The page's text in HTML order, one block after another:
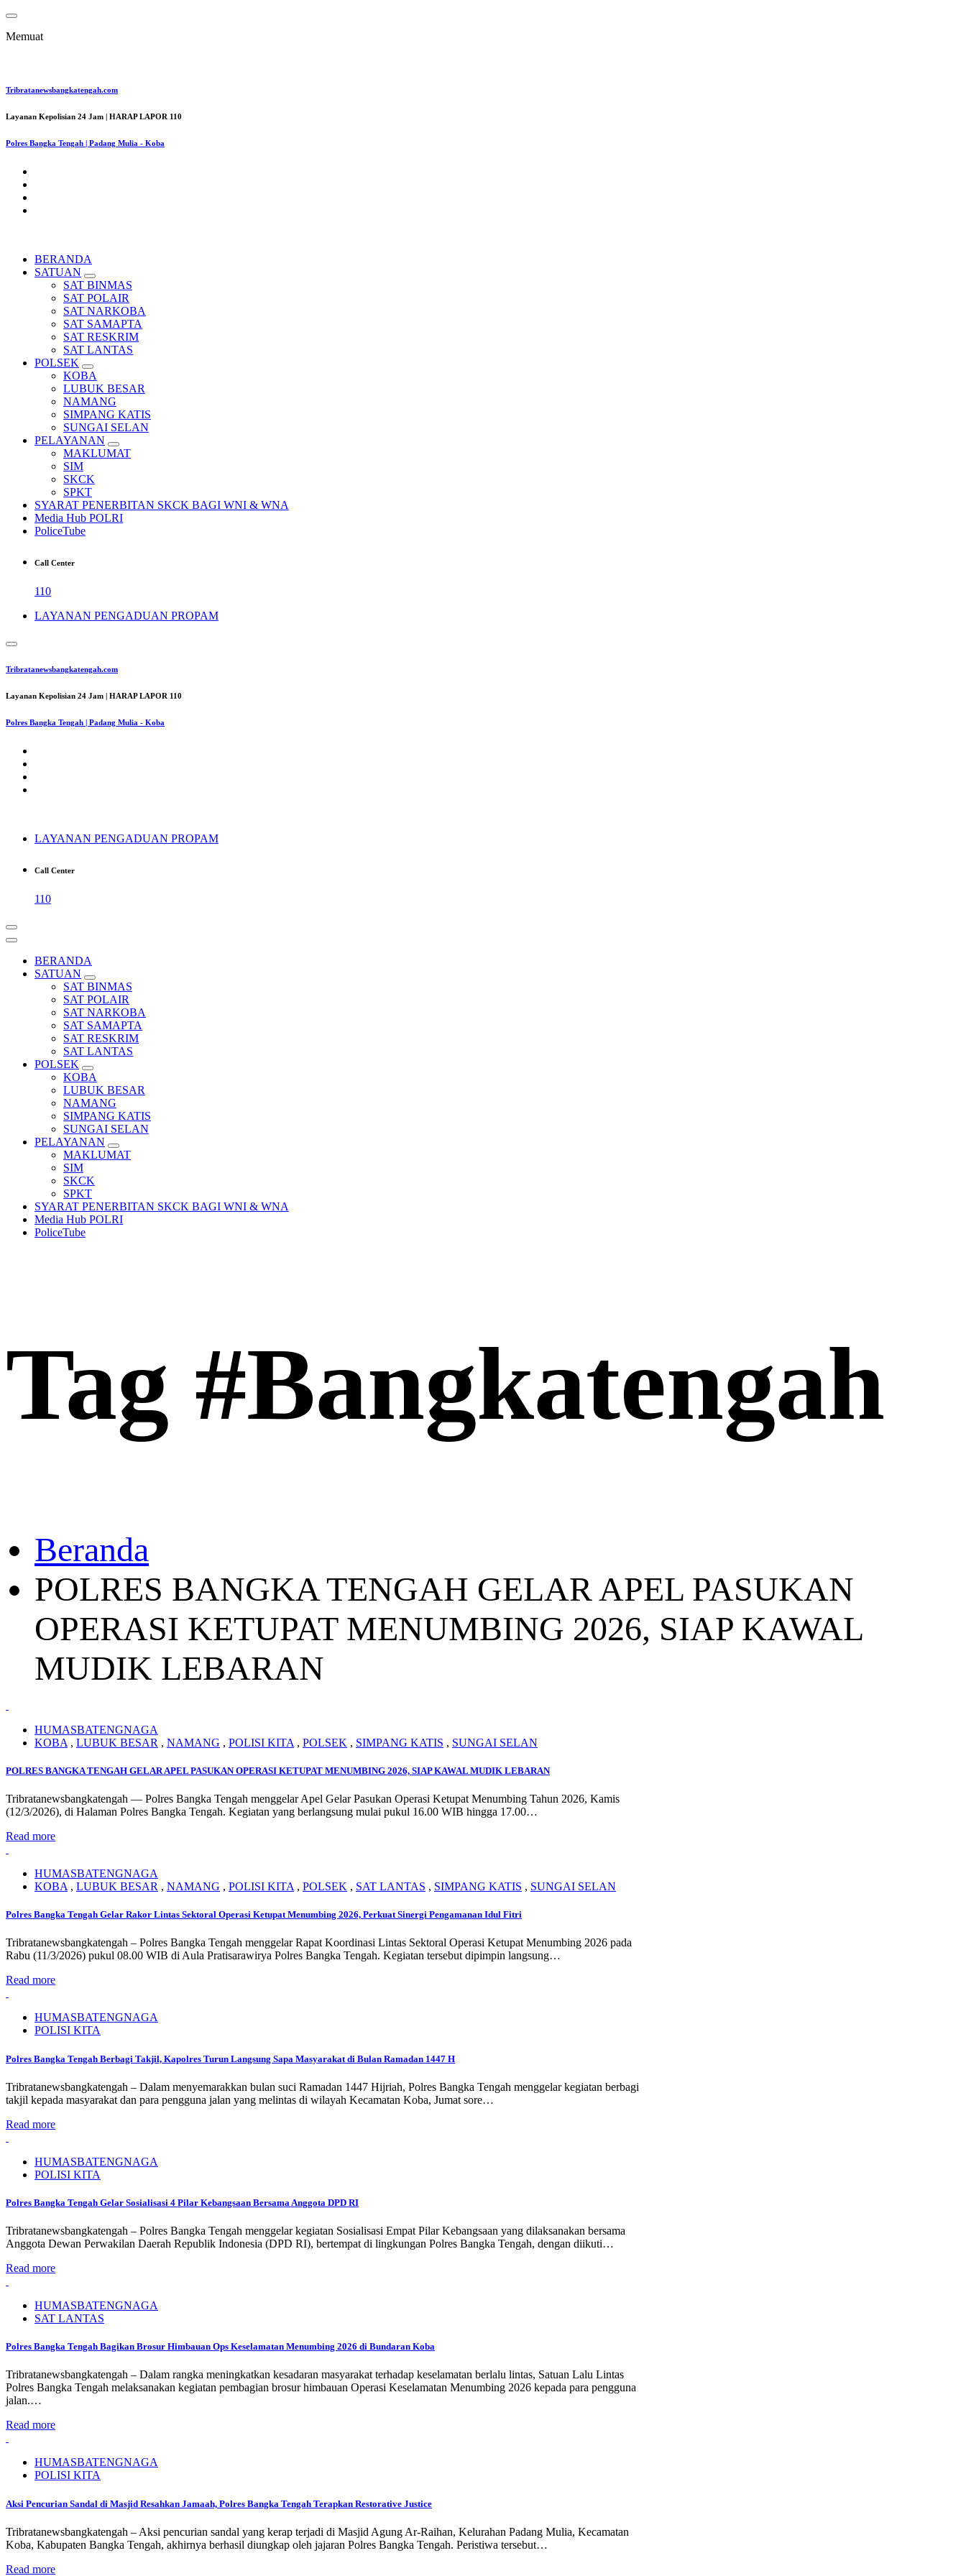
Lewati
konten
Memuat
Tribratanewsbangkatengah.com
Layanan Kepolisian 24 Jam | HARAP LAPOR 110
Polres Bangka Tengah | Padang Mulia - Koba
BERANDA
SATUAN
SAT BINMAS
SAT POLAIR
SAT NARKOBA
SAT SAMAPTA
SAT RESKRIM
SAT LANTAS
POLSEK
KOBA
LUBUK BESAR
NAMANG
SIMPANG KATIS
SUNGAI SELAN
PELAYANAN
MAKLUMAT
SIM
SKCK
SPKT
SYARAT PENERBITAN SKCK BAGI WNI & WNA
Media Hub POLRI
PoliceTube
Call Center
110
LAYANAN PENGADUAN PROPAM
Tribratanewsbangkatengah.com
Layanan Kepolisian 24 Jam | HARAP LAPOR 110
Polres Bangka Tengah | Padang Mulia - Koba
LAYANAN PENGADUAN PROPAM
Call Center
110
BERANDA
SATUAN
SAT BINMAS
SAT POLAIR
SAT NARKOBA
SAT SAMAPTA
SAT RESKRIM
SAT LANTAS
POLSEK
KOBA
LUBUK BESAR
NAMANG
SIMPANG KATIS
SUNGAI SELAN
PELAYANAN
MAKLUMAT
SIM
SKCK
SPKT
SYARAT PENERBITAN SKCK BAGI WNI & WNA
Media Hub POLRI
PoliceTube
Tag #Bangkatengah
Beranda
POLRES BANGKA TENGAH GELAR APEL PASUKAN
OPERASI KETUPAT MENUMBING 2026, SIAP KAWAL
MUDIK LEBARAN
HUMASBATENGNAGA
KOBA , LUBUK BESAR , NAMANG , POLISI KITA , POLSEK , SIMPANG KATIS , SUNGAI SELAN
POLRES BANGKA TENGAH GELAR APEL PASUKAN OPERASI KETUPAT MENUMBING 2026, SIAP KAWAL MUDIK LEBARAN
Tribratanewsbangkatengah — Polres Bangka Tengah menggelar Apel Gelar Pasukan Operasi Ketupat Menumbing Tahun 2026, Kamis
(12/3/2026), di Halaman Polres Bangka Tengah. Kegiatan yang berlangsung mulai pukul 16.00 WIB hingga 17.00…
Read more
HUMASBATENGNAGA
KOBA , LUBUK BESAR , NAMANG , POLISI KITA , POLSEK , SAT LANTAS , SIMPANG KATIS , SUNGAI SELAN
Polres Bangka Tengah Gelar Rakor Lintas Sektoral Operasi Ketupat Menumbing 2026, Perkuat Sinergi Pengamanan Idul Fitri
Tribratanewsbangkatengah – Polres Bangka Tengah menggelar Rapat Koordinasi Lintas Sektoral Operasi Ketupat Menumbing 2026 pada
Rabu (11/3/2026) pukul 08.00 WIB di Aula Pratisarawirya Polres Bangka Tengah. Kegiatan tersebut dipimpin langsung…
Read more
HUMASBATENGNAGA
POLISI KITA
Polres Bangka Tengah Berbagi Takjil, Kapolres Turun Langsung Sapa Masyarakat di Bulan Ramadan 1447 H
Tribratanewsbangkatengah – Dalam menyemarakkan bulan suci Ramadan 1447 Hijriah, Polres Bangka Tengah menggelar kegiatan berbagi
takjil kepada masyarakat dan para pengguna jalan yang melintas di wilayah Kecamatan Koba, Jumat sore…
Read more
HUMASBATENGNAGA
POLISI KITA
Polres Bangka Tengah Gelar Sosialisasi 4 Pilar Kebangsaan Bersama Anggota DPD RI
Tribratanewsbangkatengah – Polres Bangka Tengah menggelar kegiatan Sosialisasi Empat Pilar Kebangsaan yang dilaksanakan bersama
Anggota Dewan Perwakilan Daerah Republik Indonesia (DPD RI), bertempat di lingkungan Polres Bangka Tengah, dengan diikuti…
Read more
HUMASBATENGNAGA
SAT LANTAS
Polres Bangka Tengah Bagikan Brosur Himbauan Ops Keselamatan Menumbing 2026 di Bundaran Koba
Tribratanewsbangkatengah – Dalam rangka meningkatkan kesadaran masyarakat terhadap keselamatan berlalu lintas, Satuan Lalu Lintas
Polres Bangka Tengah melaksanakan kegiatan pembagian brosur himbauan Operasi Keselamatan Menumbing 2026 kepada para pengguna
jalan.…
Read more
HUMASBATENGNAGA
POLISI KITA
Aksi Pencurian Sandal di Masjid Resahkan Jamaah, Polres Bangka Tengah Terapkan Restorative Justice
Tribratanewsbangkatengah – Aksi pencurian sandal yang kerap terjadi di Masjid Agung Ar-Raihan, Kelurahan Padang Mulia, Kecamatan
Koba, Kabupaten Bangka Tengah, akhirnya berhasil diungkap oleh jajaran Polres Bangka Tengah. Peristiwa tersebut…
Read more